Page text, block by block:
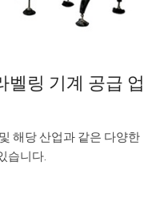
벨링 기계 공급 업
해당 산업과 같은 다양한
습니다.